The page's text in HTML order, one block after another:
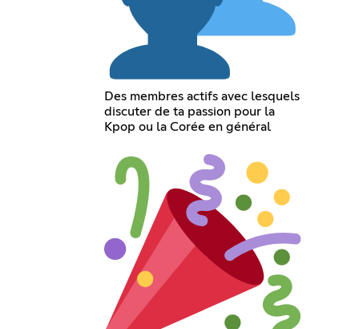
Des membres actifs avec lesquels
discuter de ta passion pour la
Kpop ou la Corée en général